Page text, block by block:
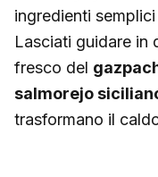
ingredienti
Lasciati guidare in
fresco del
salmorejo
trasformano il